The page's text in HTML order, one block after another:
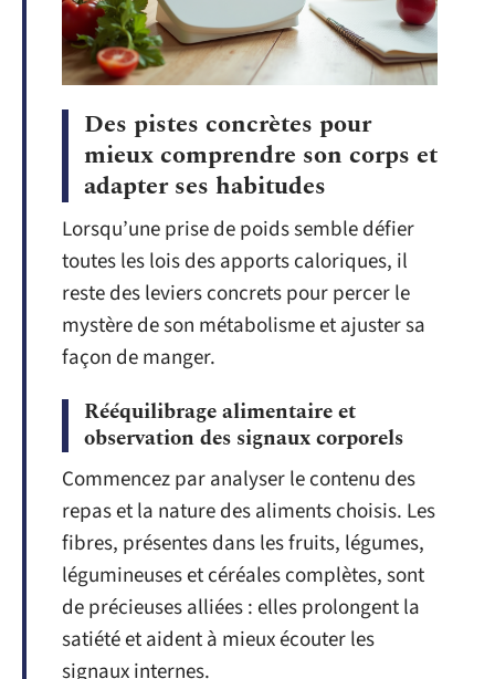
Des pistes concrètes pour
mieux comprendre son corps et
adapter ses habitudes
Lorsqu’une prise de poids semble défier
toutes les lois des apports caloriques, il
reste des leviers concrets pour percer le
mystère de son métabolisme et ajuster sa
façon de manger.
Rééquilibrage alimentaire et
observation des signaux corporels
Commencez par analyser le contenu des
repas et la nature des aliments choisis. Les
fibres, présentes dans les fruits, légumes,
légumineuses et céréales complètes, sont
de précieuses alliées : elles prolongent la
satiété et aident à mieux écouter les
signaux internes.